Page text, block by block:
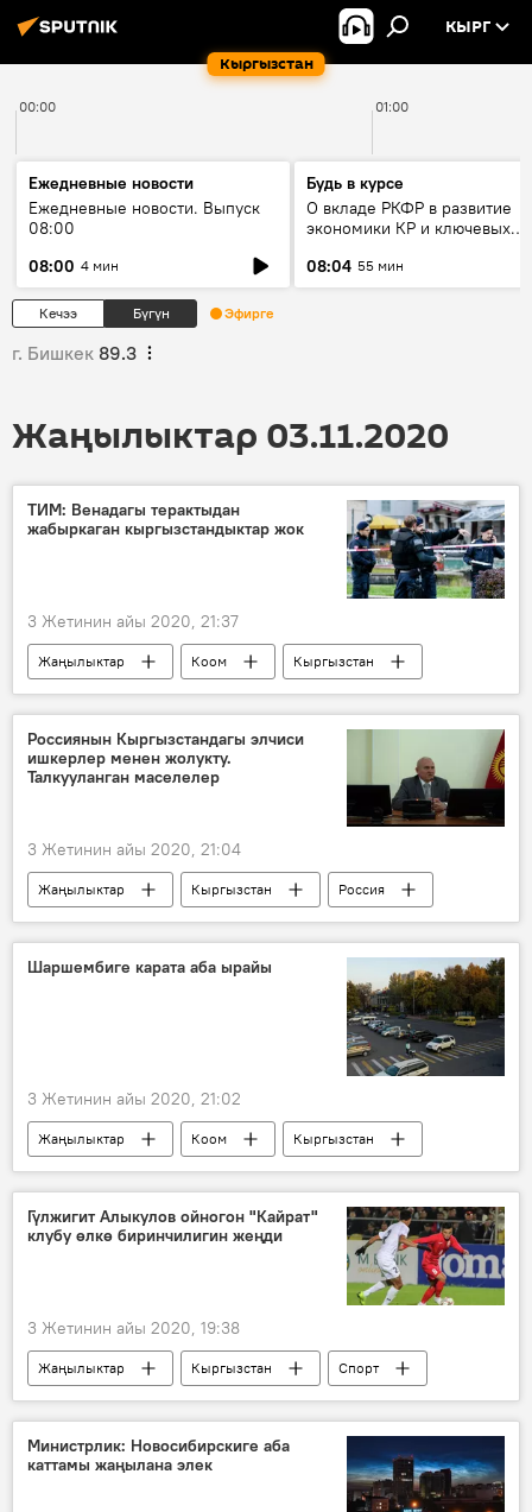
Кыргызстан
КЫРГ
00:00 01:00
Ежедневные новости
Ежедневные новости. Выпуск
08:00
08:00 4 мин
Будь в курсе
О вкладе РКФР в развитие
экономики КР и ключевых
08:04 55 мин
Кечээ Бүгүн Эфирге
г. Бишкек 89.3
Жаңылыктар 03.11.2020
ТИМ: Венадагы терактыдан
жабыркаган кыргызстандыктар жок
3 Жетинин айы 2020, 21:37
Жаңылыктар Коом
Кыргызстан
Дүйнөдө
Окуялар
Вена
Тышкы иштер министрлиги
Россиянын Кыргызстандагы элчиси
ишкерлер менен жолукту.
Талкууланган маселелер
3 Жетинин айы 2020, 21:04
Жаңылыктар Кыргызстан
Россия
Дүйнөдө
Экономика
бизнес
ишкерлик
элчи жолугушуу
Шаршембиге карата аба ырайы
3 Жетинин айы 2020, 21:02
Жаңылыктар Коом
Кыргызстан
аба ырайы
Гүлжигит Алыкулов ойногон "Кайрат"
клубу өлкө биринчилигин жеңди
3 Жетинин айы 2020, 19:38
Жаңылыктар Кыргызстан
Спорт
Азия
Дүйнөдө
Гүлжигит Алыкулов
футбол
Казакстан
чемпион
Министрлик: Новосибирскиге аба
каттамы жаңылана элек